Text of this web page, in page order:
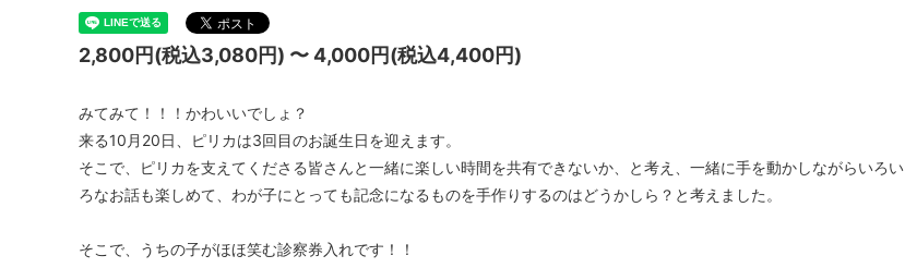
2,800円(税込3,080円) 〜 4,000円(税込4,400円)
みてみて！！！かわいいでしょ？
来る10月20日、ピリカは3回目のお誕生日を迎えます。
そこで、ピリカを支えてくださる皆さんと一緒に楽しい時間を共有できないか、と考え、一緒に手を動かしながらいろい
ろなお話も楽しめて、わが子にとっても記念になるものを手作りするのはどうかしら？と考えました。
そこで、うちの子がほほ笑む診察券入れです！！